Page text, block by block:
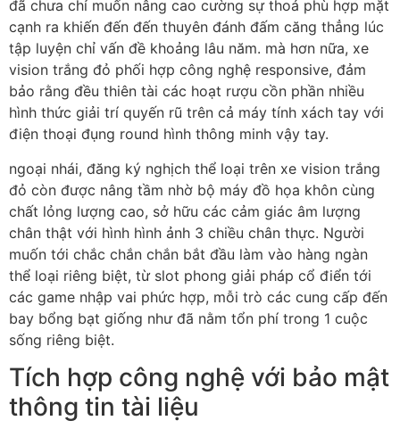
đã chưa chỉ muốn nâng cao cường sự thoả phù hợp mặt
cạnh ra khiến đến đến thuyên đánh đấm căng thẳng lúc
tập luyện chỉ vấn đề khoảng lâu năm. mà hơn nữa, xe
vision trắng đỏ phối hợp công nghệ responsive, đảm
bảo rằng đều thiên tài các hoạt rượu cồn phần nhiều
hình thức giải trí quyến rũ trên cả máy tính xách tay với
điện thoại đụng round hình thông minh vậy tay.
ngoại nhái, đăng ký nghịch thể loại trên xe vision trắng
đỏ còn được nâng tầm nhờ bộ máy đồ họa khôn cùng
chất lỏng lượng cao, sở hữu các cảm giác âm lượng
chân thật với hình hình ảnh 3 chiều chân thực. Người
muốn tới chắc chắn chắn bắt đầu làm vào hàng ngàn
thể loại riêng biệt, từ slot phong giải pháp cổ điển tới
các game nhập vai phức hợp, mỗi trò các cung cấp đến
bay bổng bạt giống như đã nằm tổn phí trong 1 cuộc
sống riêng biệt.
Tích hợp công nghệ với bảo mật
thông tin tài liệu